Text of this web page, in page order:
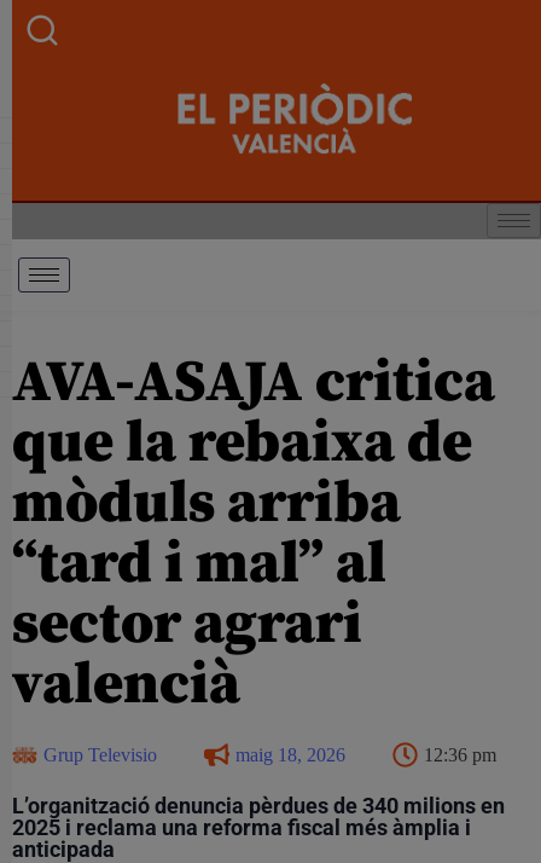
AVA-ASAJA critica
que la rebaixa de
mòduls arriba
“tard i mal” al
sector agrari
valencià
Grup Televisio maig 18, 2026 12:36 pm
L’organització denuncia pèrdues de 340 milions en
2025 i reclama una reforma fiscal més àmplia i
anticipada